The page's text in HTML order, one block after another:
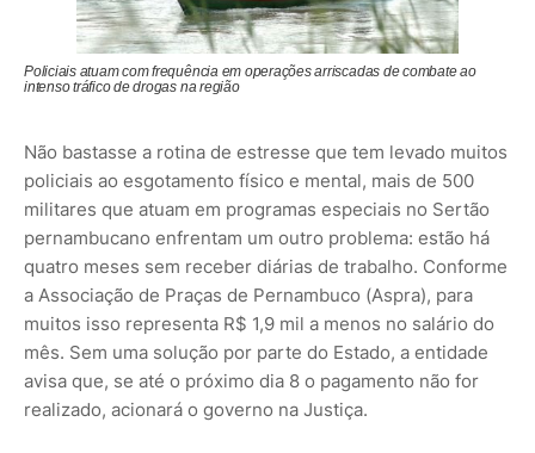
Policiais atuam com frequência em operações arriscadas de combate ao
intenso tráfico de drogas na região
Não bastasse a rotina de estresse que tem levado muitos
policiais ao esgotamento físico e mental, mais de 500
militares que atuam em programas especiais no Sertão
pernambucano enfrentam um outro problema: estão há
quatro meses sem receber diárias de trabalho. Conforme
a Associação de Praças de Pernambuco (Aspra), para
muitos isso representa R$ 1,9 mil a menos no salário do
mês. Sem uma solução por parte do Estado, a entidade
avisa que, se até o próximo dia 8 o pagamento não for
realizado, acionará o governo na Justiça.